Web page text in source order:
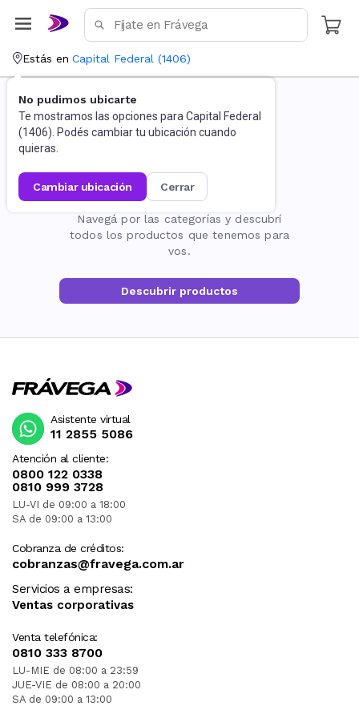
Estás en Capital Federal (1406)
No pudimos ubicarte
Te mostramos las opciones para Capital Federal
(1406). Podés cambiar tu ubicación cuando
quieras.
cambiar ubicación cerrar
La página no existe
Navegá por las categorías y descubrí
todos los productos que tenemos para
vos.
Descubrir productos
Atención al cliente:
0800 122 0338
0810 999 3728
LU-VI de 09:00 a 18:00
SA de 09:00 a 13:00
Cobranza de créditos:
cobranzas@fravega.com.ar
Servicios a empresas:
Ventas corporativas
Venta telefónica:
0810 333 8700
LU-MIE de 08:00 a 23:59
JUE-VIE de 08:00 a 20:00
SA de 09:00 a 13:00
Asistente virtual
11 2855 5086